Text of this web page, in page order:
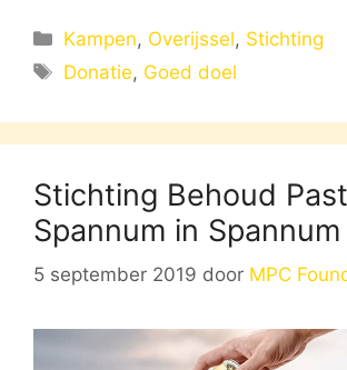
Categorieën
Kampen, Overijssel, Stichting
Tags
Donatie, Goed doel
Stichting Behoud
Spannum in Spannum
5 september 2019 door MPC